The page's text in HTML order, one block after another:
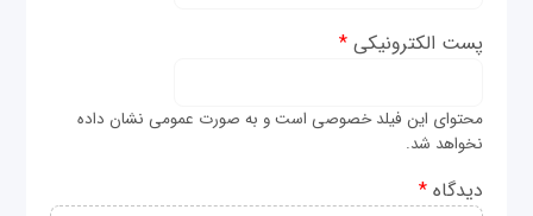
پست الکترونیکی*
محتوای این فیلد خصوصی است و به صورت عمومی نشان داده
نخواهد شد.
دیدگاه*